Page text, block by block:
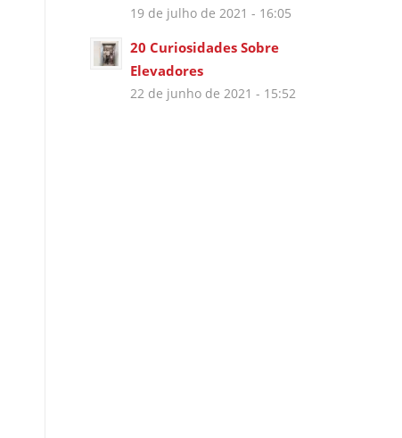
19 de julho de 2021 - 16:05
20 Curiosidades Sobre
Elevadores
22 de junho de 2021 - 15:52